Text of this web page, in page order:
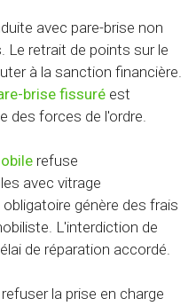
avec pare-brise non
Le retrait de points sur le
à la sanction financière.
brise fissuré est
des forces de l'ordre.
refuse
avec vitrage
génère des frais
L'interdiction de
de réparation accordé.
la prise en charge